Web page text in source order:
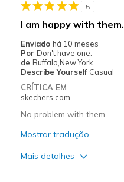
5
I am happy with them.
Enviado há 10 meses
Por Don't have one.
de Buffalo,New York
Describe Yourself Casual
CRÍTICA EM
skechers.com
No problem with them.
Mostrar tradução
Mais detalhes